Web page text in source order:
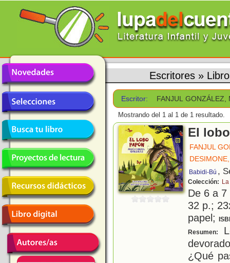
Escritores »
Escritor: FANJUL GONZÁLEZ,
Mostrando del 1 al 1 de 1 resultado.
El
FANJUL
Babidi-Bú ,
Colección:
De 6 a
32 p.;
papel;
Resumen:
¿Qué